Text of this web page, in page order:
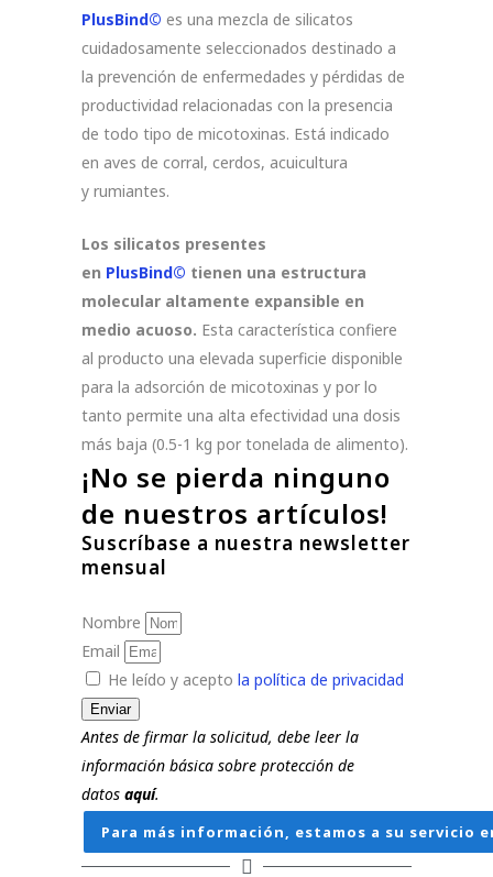
PlusBind© es una mezcla de silicatos
cuidadosamente seleccionados destinado a
la prevención de enfermedades y pérdidas de
productividad relacionadas con la presencia
de todo tipo de micotoxinas. Está indicado
en aves de corral, cerdos, acuicultura
y rumiantes.
Los silicatos presentes
en PlusBind© tienen una estructura
molecular altamente expansible en
medio acuoso. Esta característica confiere
al producto una elevada superficie disponible
para la adsorción de micotoxinas y por lo
tanto permite una alta efectividad una dosis
más baja (0.5-1 kg por tonelada de alimento).
¡No se pierda ninguno
de nuestros artículos!
Suscríbase a nuestra newsletter
mensual
Nombre
Email
He leído y acepto la política de privacidad
Enviar
Antes de firmar la solicitud, debe leer la
información básica sobre protección de
datos aquí.
Para más información, estamos a su servicio